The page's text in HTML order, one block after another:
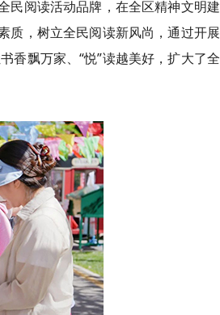
民阅读活动品牌，在全区精神文明
质，树立全民阅读新风尚，通过开
香飘万家、“悦”读越美好，扩大了